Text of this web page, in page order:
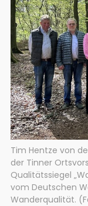
Tim Hentze von
der Tinner
Qualitätssiegel
vom Deutschen
Wanderqualität.